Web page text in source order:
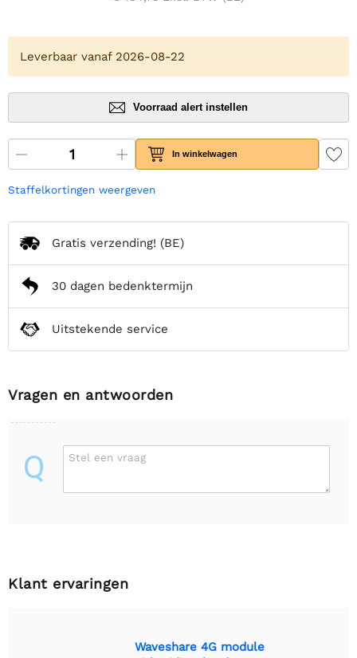
Leverbaar vanaf 2026-08-22
Voorraad alert instellen
In winkelwagen
Staffelkortingen weergeven
Gratis verzending! (BE)
30 dagen bedenktermijn
Uitstekende service
Vragen en antwoorden
Q Stel een vraag
Klant ervaringen
Waveshare 4G module